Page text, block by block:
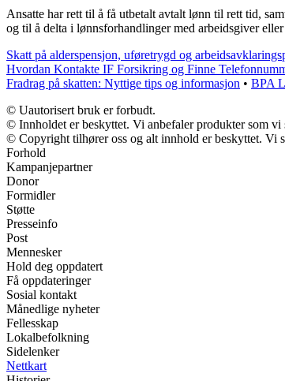
Ansatte har rett til å få utbetalt avtalt lønn til rett tid,
og til å delta i lønnsforhandlinger med arbeidsgiver
Skatt på alderspensjon, uføretrygd og
Hvordan Kontakte IF Forsikring og Finne
Fradrag på skatten: Nyttige tips og informasjon • BPA
© Uautorisert bruk er forbudt.
© Innholdet er beskyttet. Vi anbefaler produkter som
© Copyright tilhører oss og alt innhold er beskyttet. Vi
Forhold
Kampanjepartner
Donor
Formidler
Støtte
Presseinfo
Post
Mennesker
Hold deg oppdatert
Få oppdateringer
Sosial kontakt
Månedlige nyheter
Fellesskap
Lokalbefolkning
Sidelenker
Nettkart